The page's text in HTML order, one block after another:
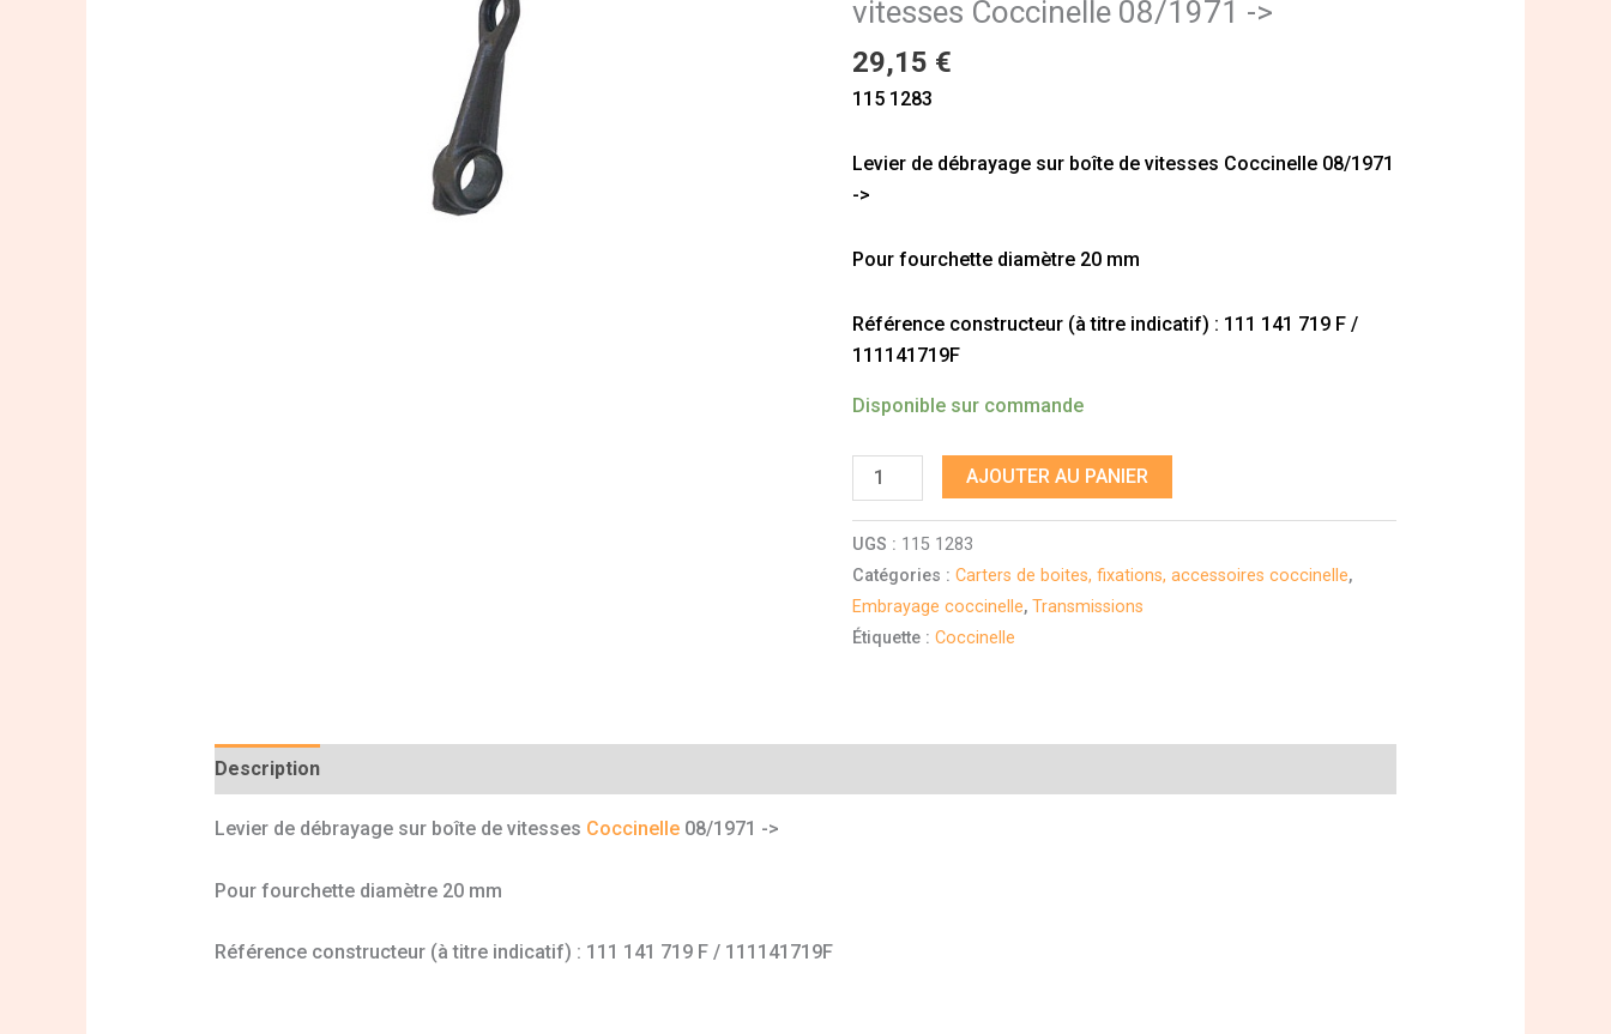
vitesses Coccinelle 08/1971 ->
29,15 €
115 1283
Levier de débrayage sur boîte de vitesses Coccinelle 08/1971
->
Pour fourchette diamètre 20 mm
Référence constructeur (à titre indicatif) : 111 141 719 F /
111141719F
Disponible sur commande
de
vitesses
Coccinelle
>
AJOUTER AU PANIER
UGS : 115 1283
Catégories :Carters de boites, fixations, accessoires coccinelle,
Embrayage coccinelle,Transmissions
Étiquette :Coccinelle
Description
Levier de débrayage sur boîte de vitesses Coccinelle 08/1971 ->
Pour fourchette diamètre 20 mm
Référence constructeur (à titre indicatif) : 111 141 719 F / 111141719F